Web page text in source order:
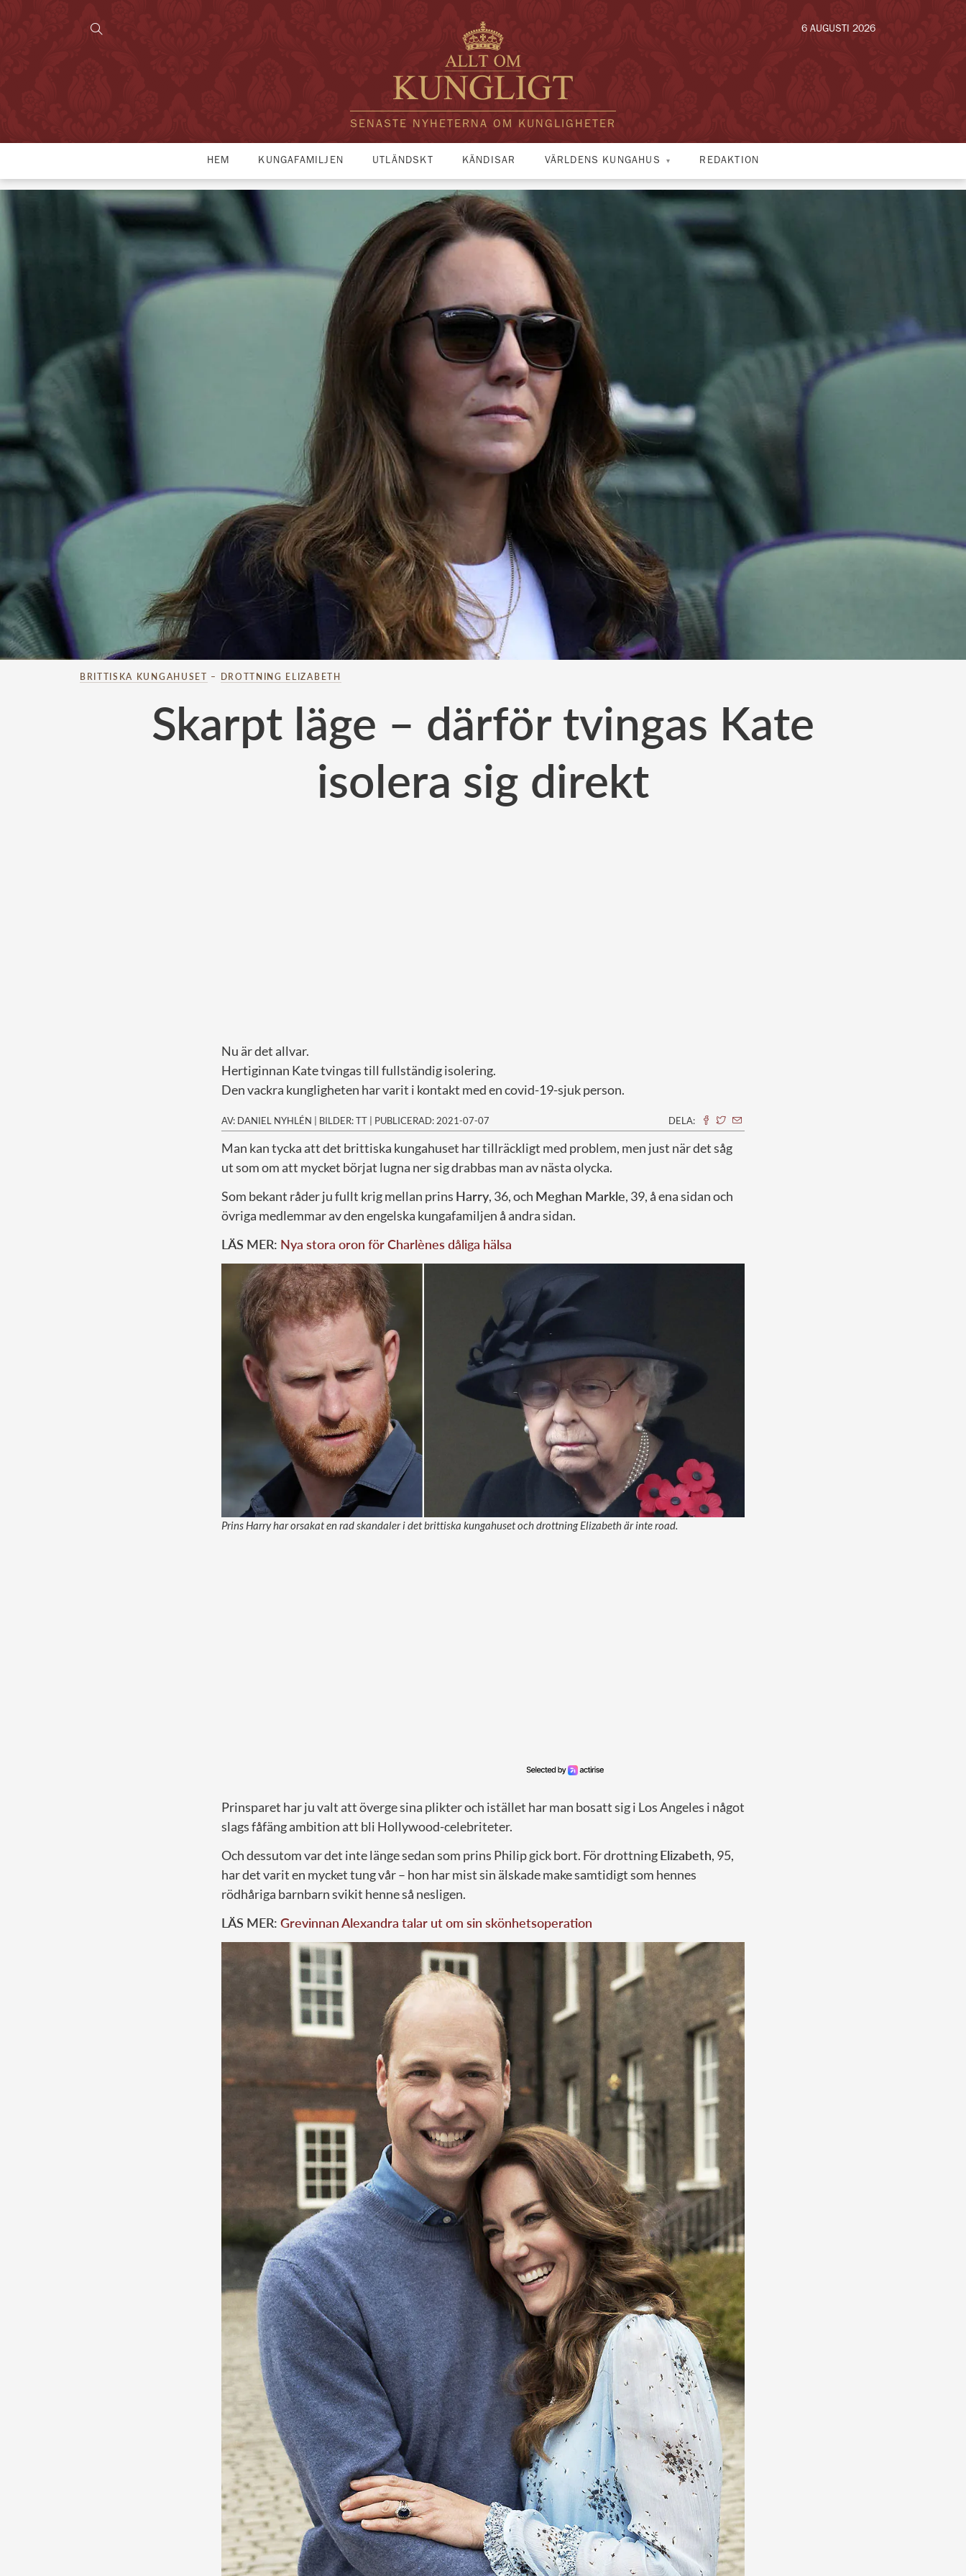
SENASTE NYHETERNA OM KUNGLIGHETER
6 AUGUSTI 2026
HEM KUNGAFAMILJEN UTLÄNDSKT KÄNDISAR VÄRLDENS KUNGAHUS REDAKTION
BRITTISKA KUNGAHUSET – DROTTNING ELIZABETH
Skarpt läge – därför tvingas Kate
isolera sig direkt
Nu är det allvar.
Hertiginnan Kate tvingas till fullständig isolering.
Den vackra kungligheten har varit i kontakt med en covid-19-sjuk person.
AV: DANIEL NYHLÉN | BILDER: TT | PUBLICERAD: 2021-07-07 DELA:
Man kan tycka att det brittiska kungahuset har tillräckligt med problem, men just när det såg
ut som om att mycket börjat lugna ner sig drabbas man av nästa olycka.
Som bekant råder ju fullt krig mellan prins Harry, 36, och Meghan Markle, 39, å ena sidan och
övriga medlemmar av den engelska kungafamiljen å andra sidan.
LÄS MER: Nya stora oron för Charlènes dåliga hälsa
Prins Harry har orsakat en rad skandaler i det brittiska kungahuset och drottning Elizabeth är inte road.
Prinsparet har ju valt att överge sina plikter och istället har man bosatt sig i Los Angeles i något
slags fåfäng ambition att bli Hollywood-celebriteter.
Och dessutom var det inte länge sedan som prins Philip gick bort. För drottningElizabeth, 95,
har det varit en mycket tung vår – hon har mist sin älskade make samtidigt som hennes
rödhåriga barnbarn svikit henne så nesligen.
LÄS MER: Grevinnan Alexandra talar ut om sin skönhetsoperation